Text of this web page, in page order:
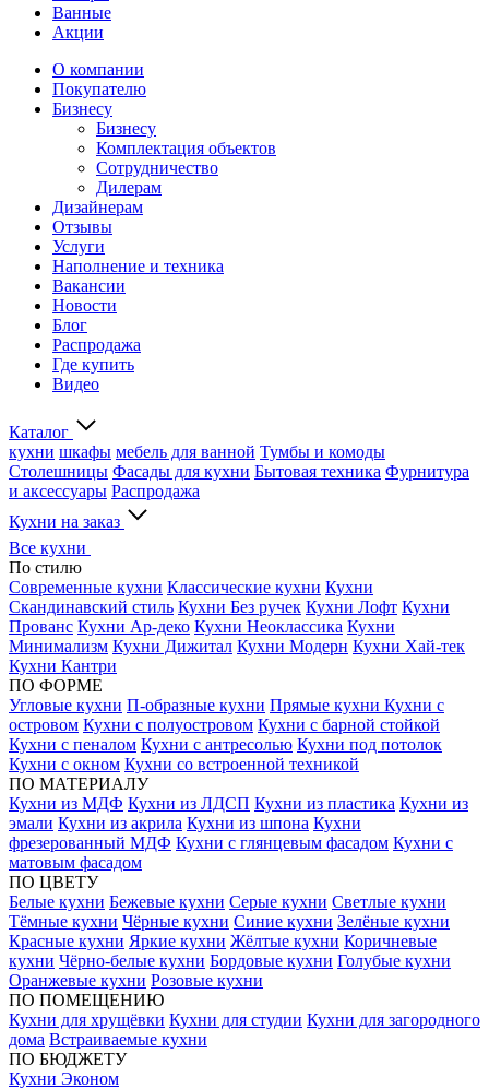
Ванные
Акции
О компании
Покупателю
Бизнесу
Бизнесу
Комплектация объектов
Сотрудничество
Дилерам
Дизайнерам
Отзывы
Услуги
Наполнение и техника
Вакансии
Новости
Блог
Распродажа
Где купить
Видео
Каталог
кухни шкафы мебель для ванной Тумбы и комоды
Столешницы Фасады для кухни Бытовая техника Фурнитура
и аксессуары Распродажа
Кухни на заказ
Все кухни
По стилю
Современные кухни Классические кухни Кухни
Скандинавский стиль Кухни Без ручек Кухни Лофт Кухни
Прованс Кухни Ар-деко Кухни Неоклассика Кухни
Минимализм Кухни Дижитал Кухни Модерн Кухни Хай-тек
Кухни Кантри
ПО ФОРМЕ
Угловые кухни П-образные кухни Прямые кухни Кухни с
островом Кухни с полуостровом Кухни с барной стойкой
Кухни с пеналом Кухни с антресолью Кухни под потолок
Кухни с окном Кухни со встроенной техникой
ПО МАТЕРИАЛУ
Кухни из МДФ Кухни из ЛДСП Кухни из пластика Кухни из
эмали Кухни из акрила Кухни из шпона Кухни
фрезерованный МДФ Кухни с глянцевым фасадом Кухни с
матовым фасадом
ПО ЦВЕТУ
Белые кухни Бежевые кухни Серые кухни Светлые кухни
Тёмные кухни Чёрные кухни Синие кухни Зелёные кухни
Красные кухни Яркие кухни Жёлтые кухни Коричневые
кухни Чёрно-белые кухни Бордовые кухни Голубые кухни
Оранжевые кухни Розовые кухни
ПО ПОМЕЩЕНИЮ
Кухни для хрущёвки Кухни для студии Кухни для загородного
дома Встраиваемые кухни
ПО БЮДЖЕТУ
Кухни Эконом